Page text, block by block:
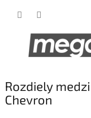
Rozdiely
Chevron